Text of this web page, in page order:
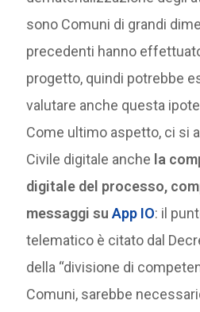
sono Comuni di grandi
precedenti hanno
progetto, quindi potrebbe
valutare anche questa
Come ultimo aspetto, ci si
Civile digitale anche la
digitale del processo,
messaggi suApp IO: il
telematico è citato dal
della “divisione di
Comuni, sarebbe